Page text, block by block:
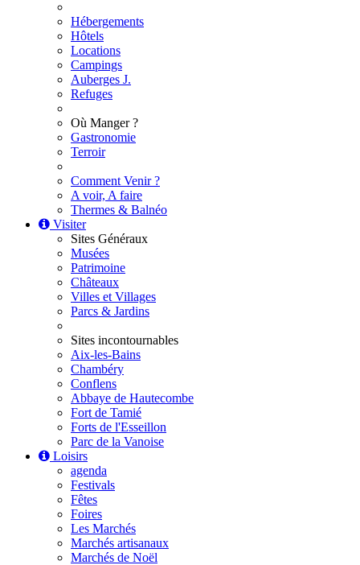
Hébergements
Hôtels
Locations
Campings
Auberges J.
Refuges
Où Manger ?
Gastronomie
Terroir
Comment Venir ?
A voir, A faire
Thermes & Balnéo
Visiter
Sites Généraux
Musées
Patrimoine
Châteaux
Villes et Villages
Parcs & Jardins
Sites incontournables
Aix-les-Bains
Chambéry
Conflens
Abbaye de Hautecombe
Fort de Tamié
Forts de l'Esseillon
Parc de la Vanoise
Loisirs
agenda
Festivals
Fêtes
Foires
Les Marchés
Marchés artisanaux
Marchés de Noël